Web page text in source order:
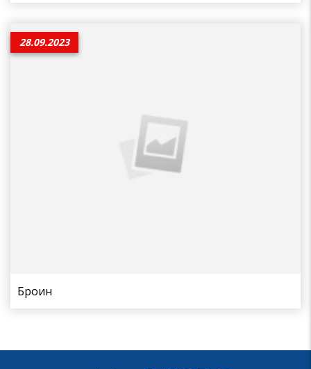
28.09.2023
Броин